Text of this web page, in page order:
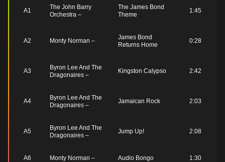
A1
The John Barry
Orchestra –
The James Bond
Theme
1:45
A2 Monty Norman –
James Bond
Returns Home
0:28
A3
Byron Lee And The
Dragonaires –
Kingston Calypso 2:42
A4
Byron Lee And The
Dragonaires –
Jamaican Rock 2:03
A5
Byron Lee And The
Dragonaires –
Jump Up! 2:08
A6 Monty Norman – Audio Bongo 1:30